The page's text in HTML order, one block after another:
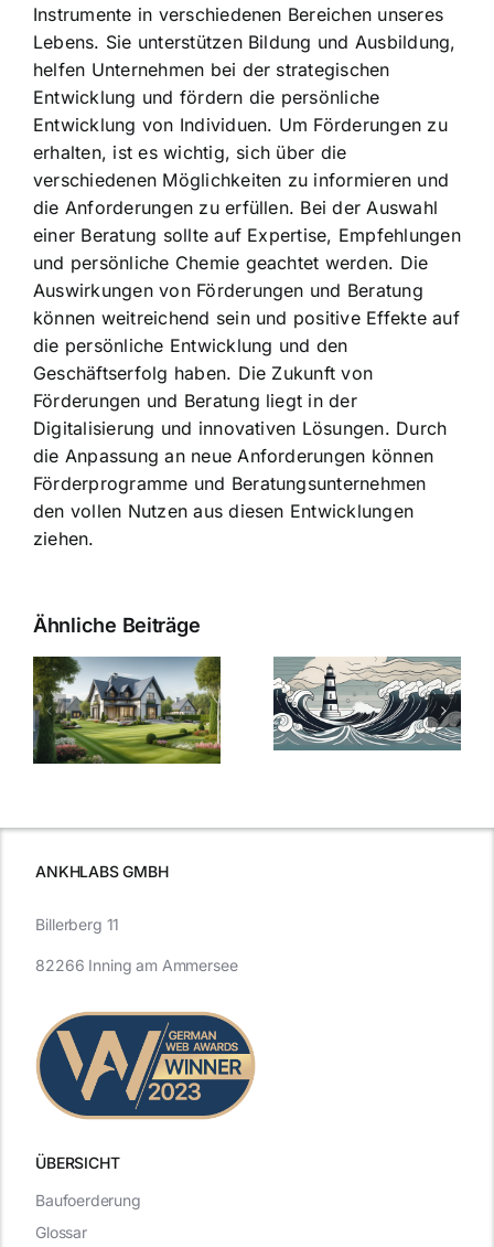
Instrumente in verschiedenen Bereichen unseres
Lebens. Sie unterstützen Bildung und Ausbildung,
helfen Unternehmen bei der strategischen
Entwicklung und fördern die persönliche
Entwicklung von Individuen. Um Förderungen zu
erhalten, ist es wichtig, sich über die
verschiedenen Möglichkeiten zu informieren und
die Anforderungen zu erfüllen. Bei der Auswahl
einer Beratung sollte auf Expertise, Empfehlungen
und persönliche Chemie geachtet werden. Die
Auswirkungen von Förderungen und Beratung
können weitreichend sein und positive Effekte auf
die persönliche Entwicklung und den
Geschäftserfolg haben. Die Zukunft von
Förderungen und Beratung liegt in der
Digitalisierung und innovativen Lösungen. Durch
die Anpassung an neue Anforderungen können
Förderprogramme und Beratungsunternehmen
den vollen Nutzen aus diesen Entwicklungen
ziehen.
Ähnliche Beiträge
Bauzinsen im
Sturm: Die
aktuelle
Entwicklung
Die Evolution
der
Bauzinsen: Ein
Blick in die
ANKHLABS GMBH
ÜBERSICHT
Billerberg 11
82266 Inning am Ammersee
Baufoerderung
Glossar